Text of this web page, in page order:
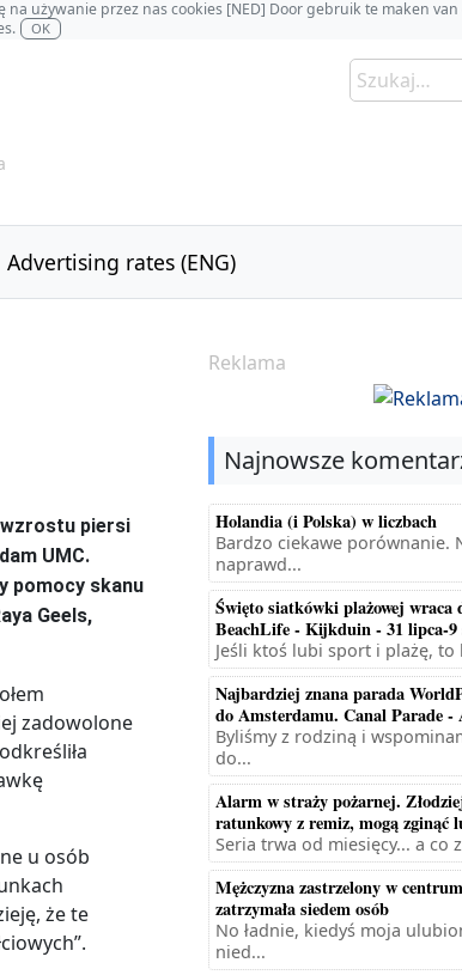
używanie przez nas cookies [NED] Door gebruik te maken
OK
Advertising rates (ENG)
piersi
UMC.
pomocy skanu
Geels,
zadowolone
u osób
że te
Reklama
Najnowsze
Holandia (i Polska) w liczbach
Bardzo ciekawe porównanie.
naprawd...
Święto siatkówki plażowej
BeachLife - Kijkduin - 31 lipca-9
Jeśli ktoś lubi sport i plażę, to
Najbardziej znana parada
do Amsterdamu. Canal Parade -
Byliśmy z rodziną i
do...
Alarm w straży pożarnej.
ratunkowy z remiz, mogą zginąć
Seria trwa od miesięcy... a co
Mężczyzna zastrzelony w
zatrzymała siedem osób
No ładnie, kiedyś moja
nied...